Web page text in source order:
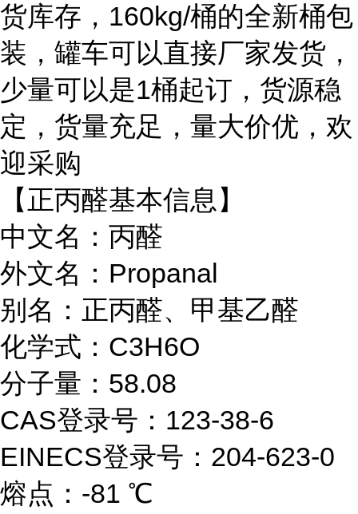
货库存，160kg/桶的全新桶包
装，罐车可以直接厂家发货，
少量可以是1桶起订，货源稳
定，货量充足，量大价优，欢
迎采购
【正丙醛基本信息】
中文名：丙醛
外文名：Propanal
别名：正丙醛、甲基乙醛
化学式：C3H6O
分子量：58.08
CAS登录号：123-38-6
EINECS登录号：204-623-0
熔点：-81 ℃